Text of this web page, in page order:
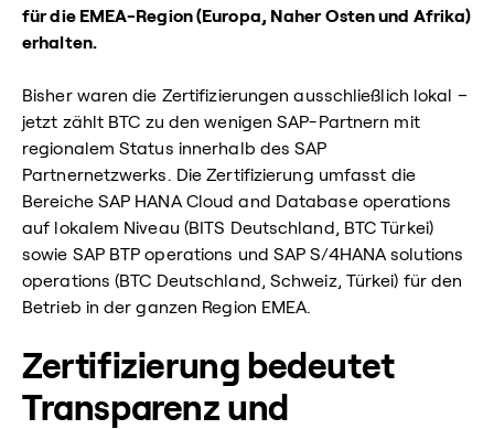
für die EMEA-Region (Europa, Naher Osten und Afrika)
erhalten.
Bisher waren die Zertifizierungen ausschließlich lokal –
jetzt zählt BTC zu den wenigen SAP-Partnern mit
regionalem Status innerhalb des SAP
Partnernetzwerks. Die Zertifizierung umfasst die
Bereiche SAP HANA Cloud and Database operations
auf lokalem Niveau (BITS Deutschland, BTC Türkei)
sowie SAP BTP operations und SAP S/4HANA solutions
operations (BTC Deutschland, Schweiz, Türkei) für den
Betrieb in der ganzen Region EMEA.
Zertifizierung bedeutet
Transparenz und